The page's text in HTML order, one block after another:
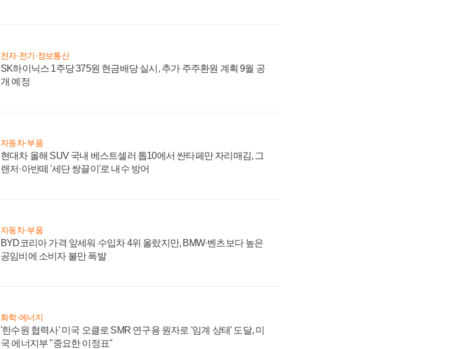
전자·전기·정보통신
SK하이닉스 1주당 375원 현금배당 실시, 추가 주주환원 계획 9월 공
개 예정
자동차·부품
현대차 올해 SUV 국내 베스트셀러 톱10에서 싼타페만 자리매김, 그
랜저·아반떼 '세단 쌍끌이'로 내수 방어
자동차·부품
BYD코리아 가격 앞세워 수입차 4위 올랐지만, BMW·벤츠보다 높은
공임비에 소비자 불만 폭발
화학·에너지
'한수원 협력사' 미국 오클로 SMR 연구용 원자로 '임계 상태' 도달, 미
국 에너지부 "중요한 이정표"